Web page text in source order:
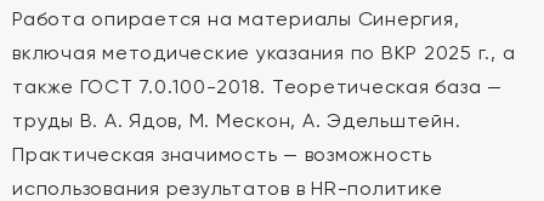
Работа опирается на материалы Синергия,
включая методические указания по ВКР 2025 г., а
также ГОСТ 7.0.100-2018. Теоретическая база —
труды В. А. Ядов, М. Мескон, А. Эдельштейн.
Практическая значимость — возможность
использования результатов в HR-политике